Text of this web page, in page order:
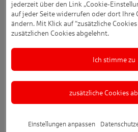
jederzeit über den Link „Cookie-
auf jeder Seite widerrufen oder dort Ihre
ändern. Mit Klick auf “zusätzliche
zusätzlichen Cookies abgelehnt.
Ich stimme zu
zusätzliche Cookies
Einstellungen anpassen